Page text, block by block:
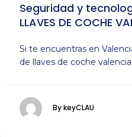
Seguridad y
LLAVES DE COCHE
Si te encuentras en
de llaves de coche
By keyCLAU